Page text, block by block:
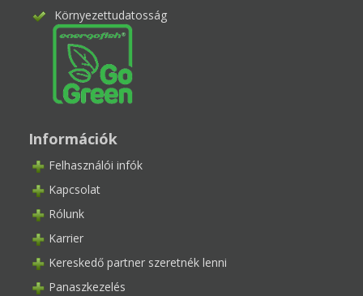
Környezettudatosság
Információk
Felhasználói infók
Kapcsolat
Rólunk
Karrier
Kereskedő partner szeretnék lenni
Panaszkezelés